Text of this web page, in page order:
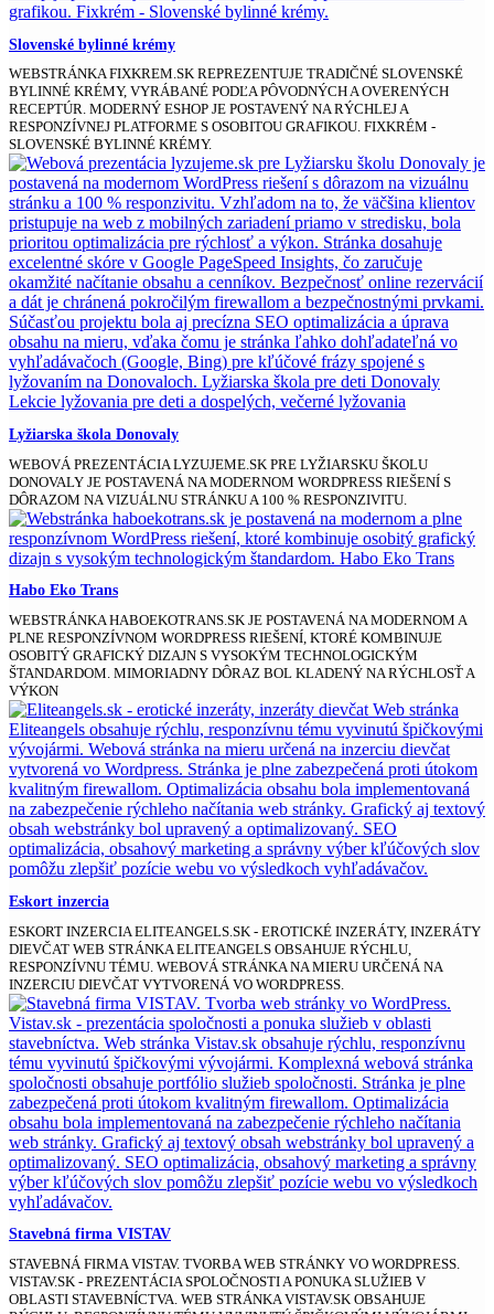
Slovenské bylinné krémy
WEBSTRÁNKA FIXKREM.SK REPREZENTUJE TRADIČNÉ SLOVENSKÉ
BYLINNÉ KRÉMY, VYRÁBANÉ PODĽA PÔVODNÝCH A OVERENÝCH
RECEPTÚR. MODERNÝ ESHOP JE POSTAVENÝ NA RÝCHLEJ A
RESPONZÍVNEJ PLATFORME S OSOBITOU GRAFIKOU. FIXKRÉM -
SLOVENSKÉ BYLINNÉ KRÉMY.
Lyžiarska škola Donovaly
WEBOVÁ PREZENTÁCIA LYZUJEME.SK PRE LYŽIARSKU ŠKOLU
DONOVALY JE POSTAVENÁ NA MODERNOM WORDPRESS RIEŠENÍ S
DÔRAZOM NA VIZUÁLNU STRÁNKU A 100 % RESPONZIVITU.
Habo Eko Trans
WEBSTRÁNKA HABOEKOTRANS.SK JE POSTAVENÁ NA MODERNOM A
PLNE RESPONZÍVNOM WORDPRESS RIEŠENÍ, KTORÉ KOMBINUJE
OSOBITÝ GRAFICKÝ DIZAJN S VYSOKÝM TECHNOLOGICKÝM
ŠTANDARDOM. MIMORIADNY DÔRAZ BOL KLADENÝ NA RÝCHLOSŤ A
VÝKON
Eskort inzercia
ESKORT INZERCIA ELITEANGELS.SK - EROTICKÉ INZERÁTY, INZERÁTY
DIEVČAT WEB STRÁNKA ELITEANGELS OBSAHUJE RÝCHLU,
RESPONZÍVNU TÉMU. WEBOVÁ STRÁNKA NA MIERU URČENÁ NA
INZERCIU DIEVČAT VYTVORENÁ VO WORDPRESS.
Stavebná firma VISTAV
STAVEBNÁ FIRMA VISTAV. TVORBA WEB STRÁNKY VO WORDPRESS.
VISTAV.SK - PREZENTÁCIA SPOLOČNOSTI A PONUKA SLUŽIEB V
OBLASTI STAVEBNÍCTVA. WEB STRÁNKA VISTAV.SK OBSAHUJE